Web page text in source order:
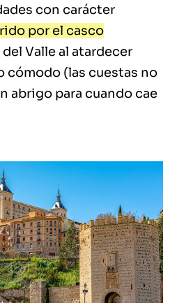
con carácter
por el casco
Valle al atardecer
cómodo (las cuestas no
abrigo para cuando cae